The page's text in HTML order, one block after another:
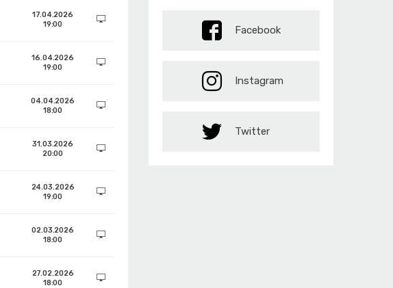
17.04.2026
19:00
16.04.2026
19:00
04.04.2026
18:00
31.03.2026
20:00
24.03.2026
19:00
02.03.2026
18:00
27.02.2026
18:00
Facebook
Instagram
Twitter